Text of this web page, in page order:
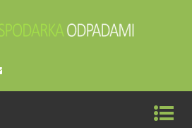
Open toolbar